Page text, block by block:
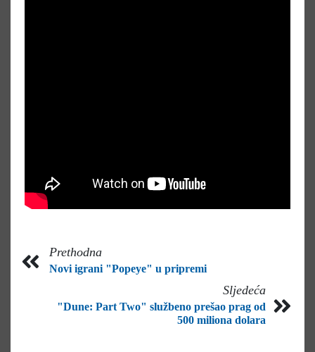
Prethodna
Novi igrani "Popeye" u pripremi
Sljedeća
"Dune: Part Two" službeno prešao prag od
500 miliona dolara